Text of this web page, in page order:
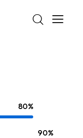
80%
90%